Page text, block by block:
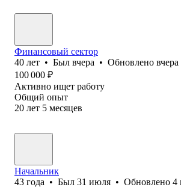
Финансовый сектор
40 лет • Был вчера • Обновлено вчера
100 000 ₽
Активно ищет работу
Общий опыт
20 лет 5 месяцев
Начальник
43 года • Был 31 июля • Обновлено 4